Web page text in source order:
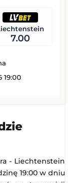
7.00
19:00
- Liechtenstein
19:00 w dniu